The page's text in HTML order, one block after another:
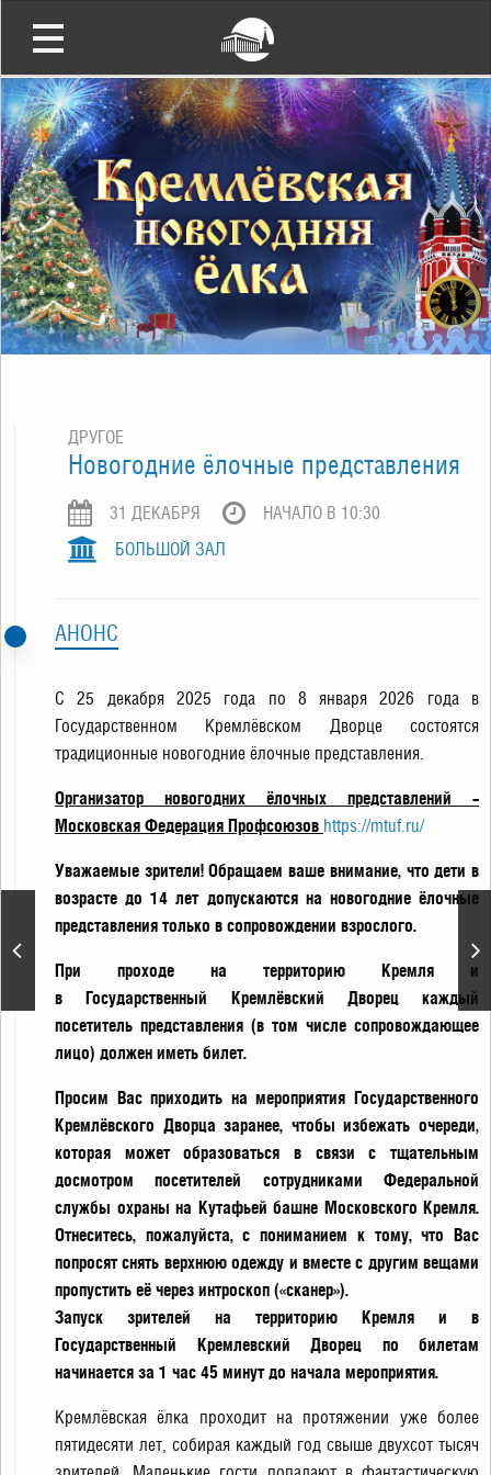
Новогодние ёлочные
представления
ДРУГОЕ
Новогодние ёлочные представления
31 ДЕКАБРЯ
НАЧАЛО В 10:30
БОЛЬШОЙ ЗАЛ
АНОНС
С 25 декабря 2025 года по 8 января 2026 года в
Государственном Кремлёвском Дворце состоятся
традиционные новогодние ёлочные представления.
Организатор новогодних ёлочных представлений –
Московская Федерация Профсоюзов https://mtuf.ru/
Уважаемые зрители! Обращаем ваше внимание, что дети в
возрасте до 14 лет допускаются на новогодние ёлочные
представления только в сопровождении взрослого.
При проходе на территорию Кремля и
в Государственный Кремлёвский Дворец каждый
посетитель представления (в том числе сопровождающее
лицо) должен иметь билет.
Просим Вас приходить на мероприятия Государственного
Кремлёвского Дворца заранее, чтобы избежать очереди,
которая может образоваться в связи с тщательным
досмотром посетителей сотрудниками Федеральной
службы охраны на Кутафьей башне Московского Кремля.
Отнеситесь, пожалуйста, с пониманием к тому, что Вас
попросят снять верхнюю одежду и вместе с другим вещами
пропустить её через интроскоп («сканер»).
Запуск зрителей на территорию Кремля и в
Государственный Кремлевский Дворец по билетам
начинается за 1 час 45 минут до начала мероприятия.
Кремлёвская ёлка проходит на протяжении уже более
пятидесяти лет, собирая каждый год свыше двухсот тысяч